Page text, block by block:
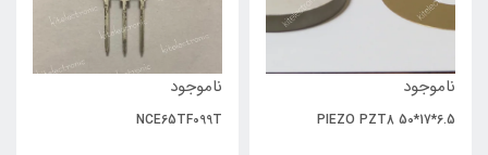
ناموجود
PIEZO PZT8 50*17*6.5
ناموجود
NCE65TF099T